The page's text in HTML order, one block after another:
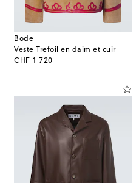
Bode
Veste Trefoil en daim et cuir
CHF 1 720
original price